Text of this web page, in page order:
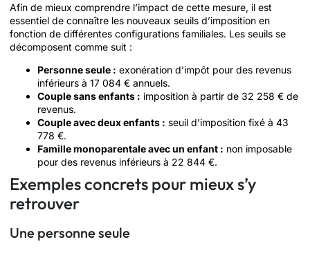
Afin de mieux comprendre l’impact de cette mesure, il est
essentiel de connaître les nouveaux seuils d’imposition en
fonction de différentes configurations familiales. Les seuils se
décomposent comme suit :
Personne seule : exonération d’impôt pour des revenus
inférieurs à 17 084 € annuels.
Couple sans enfants : imposition à partir de 32 258 € de
revenus.
Couple avec deux enfants : seuil d’imposition fixé à 43
778 €.
Famille monoparentale avec un enfant : non imposable
pour des revenus inférieurs à 22 844 €.
Exemples concrets pour mieux s’y
retrouver
Une personne seule